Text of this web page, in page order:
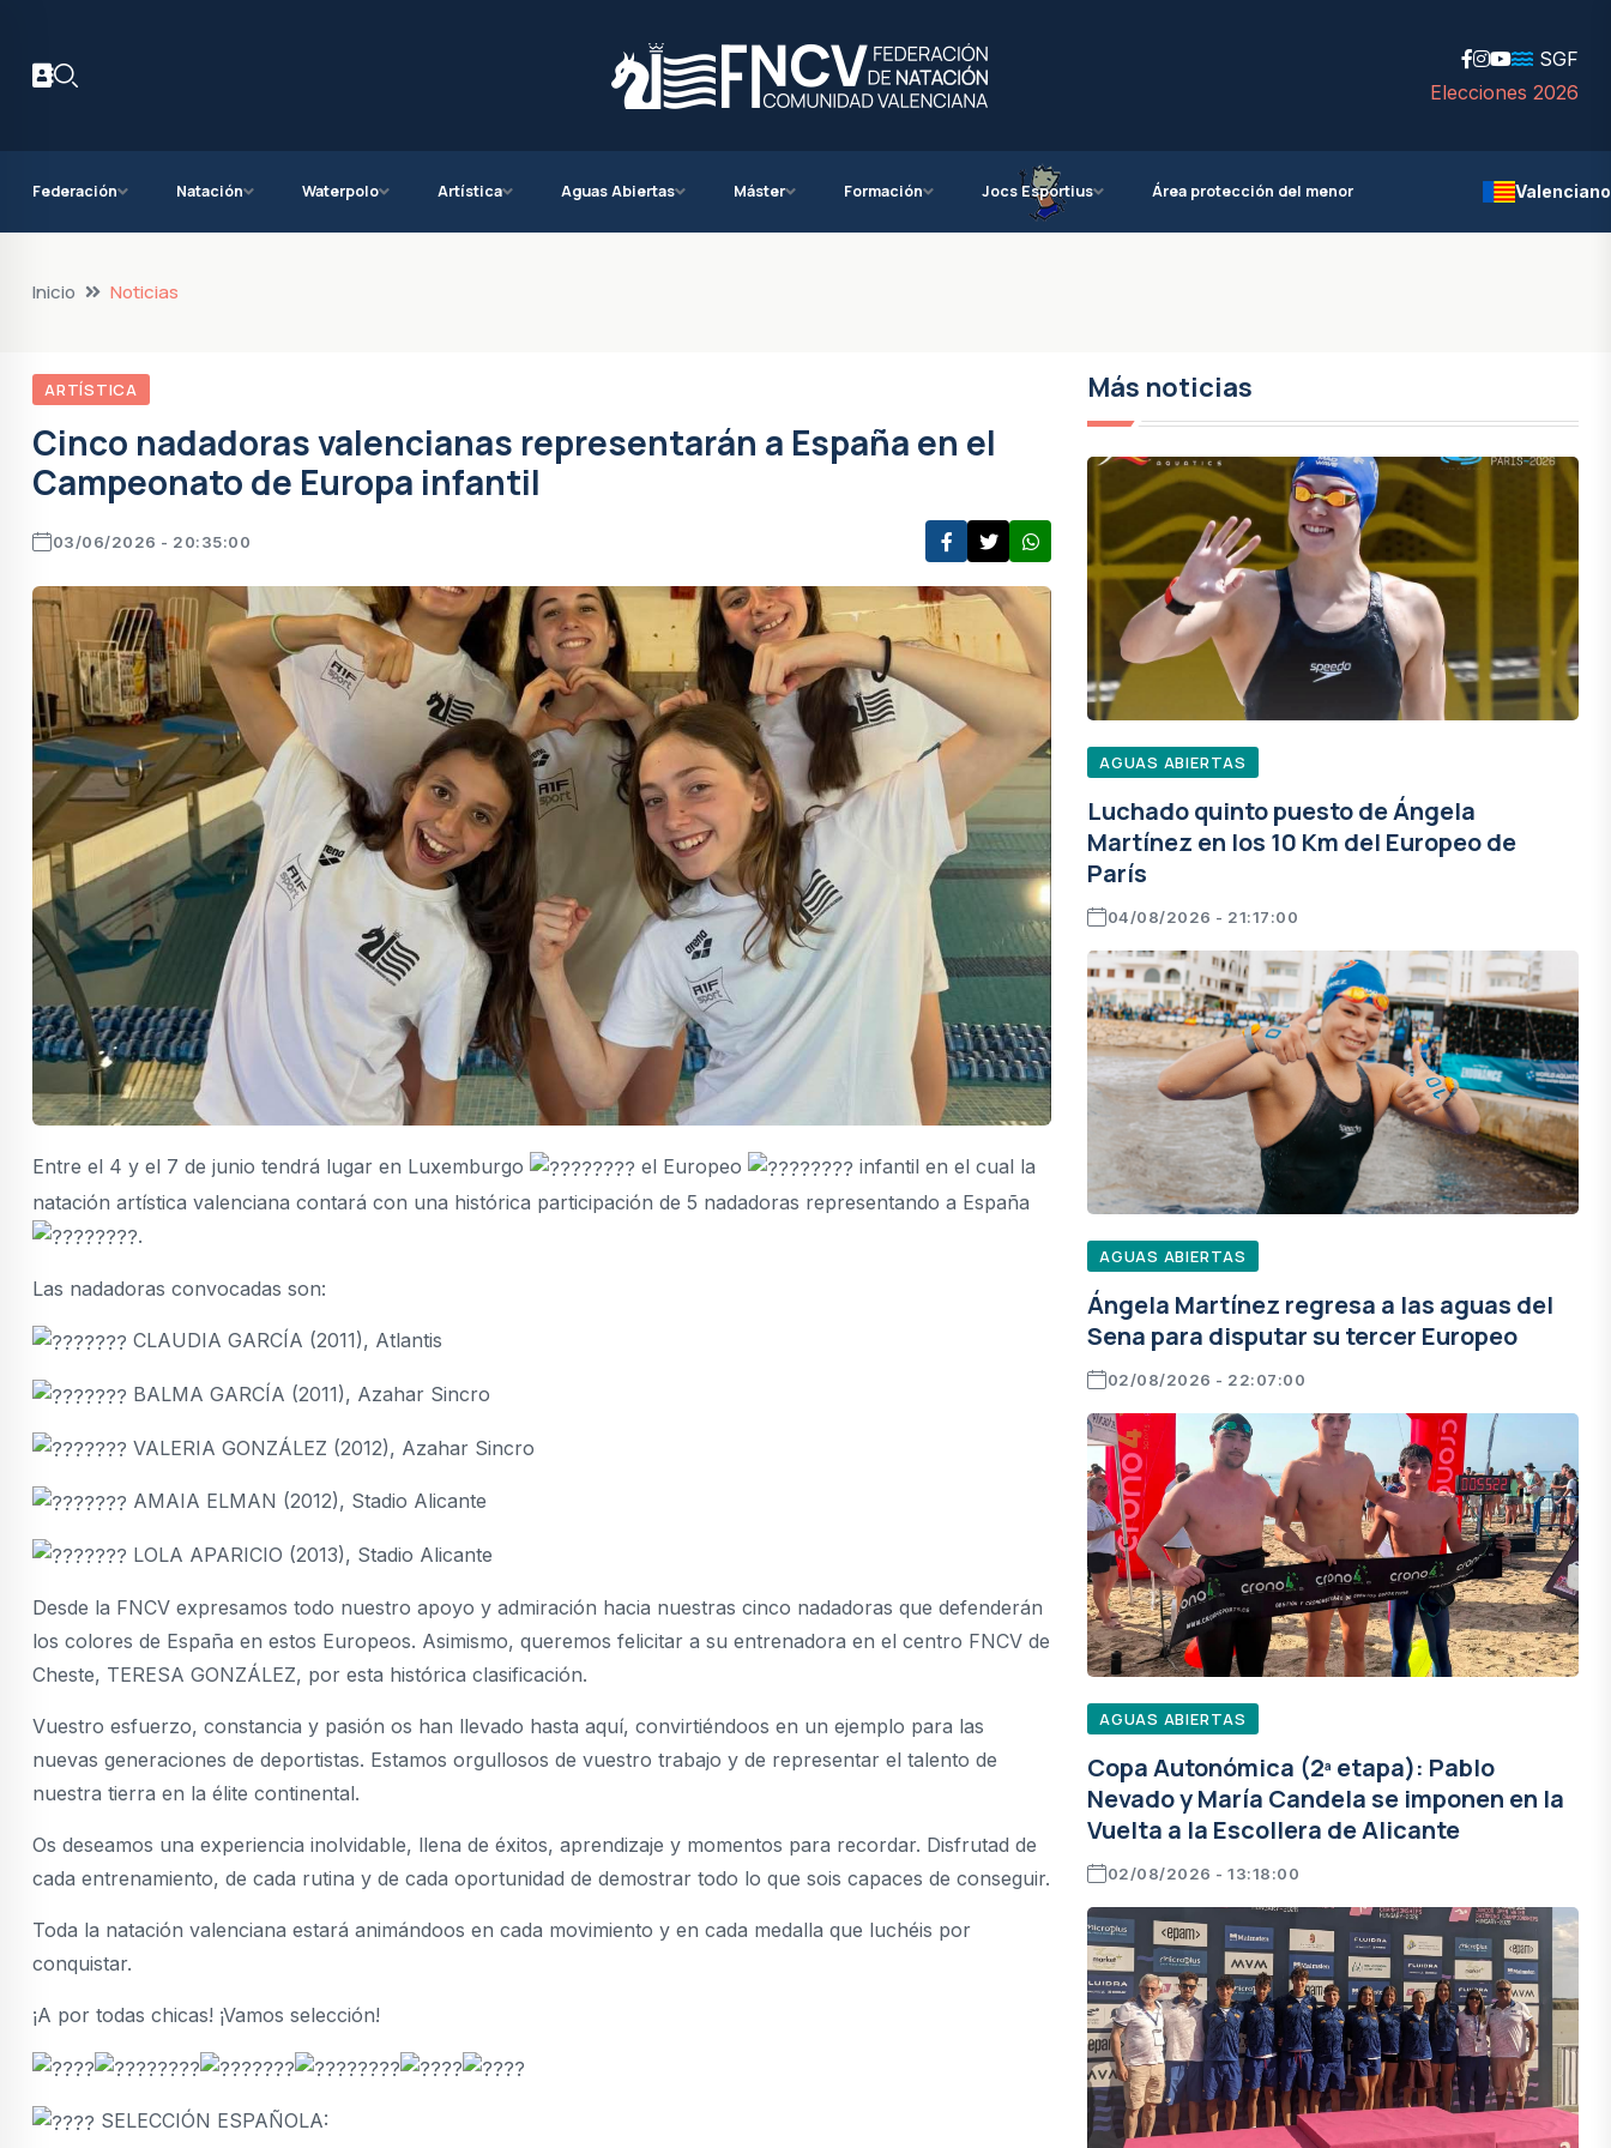
SGF
Elecciones 2026
Federación Natación Waterpolo Artística Aguas Abiertas Máster Formación Jocs Esportius Área protección del menor Valenciano
Inicio Noticias
ARTÍSTICA
Cinco nadadoras valencianas representarán a España en el
Campeonato de Europa infantil
03/06/2026 - 20:35:00
Entre el 4 y el 7 de junio tendrá lugar en Luxemburgo el Europeo
infantil en el cual la
natación artística valenciana contará con una histórica participación de 5 nadadoras representando a España
.
Las nadadoras convocadas son:
CLAUDIA GARCÍA (2011), Atlantis
BALMA GARCÍA (2011), Azahar Sincro
VALERIA GONZÁLEZ (2012), Azahar Sincro
AMAIA ELMAN (2012), Stadio Alicante
LOLA APARICIO (2013), Stadio Alicante
Desde la FNCV expresamos todo nuestro apoyo y admiración hacia nuestras cinco nadadoras que defenderán
los colores de España en estos Europeos. Asimismo, queremos felicitar a su entrenadora en el centro FNCV de
Cheste, TERESA GONZÁLEZ, por esta histórica clasificación.
Vuestro esfuerzo, constancia y pasión os han llevado hasta aquí, convirtiéndoos en un ejemplo para las
nuevas generaciones de deportistas. Estamos orgullosos de vuestro trabajo y de representar el talento de
nuestra tierra en la élite continental.
Os deseamos una experiencia inolvidable, llena de éxitos, aprendizaje y momentos para recordar. Disfrutad de
cada entrenamiento, de cada rutina y de cada oportunidad de demostrar todo lo que sois capaces de conseguir.
Toda la natación valenciana estará animándoos en cada movimiento y en cada medalla que luchéis por
conquistar.
¡A por todas chicas! ¡Vamos selección!
SELECCIÓN ESPAÑOLA:
Más noticias
AGUAS ABIERTAS
Luchado quinto puesto de Ángela
Martínez en los 10 Km del Europeo de
París
04/08/2026 - 21:17:00
AGUAS ABIERTAS
Ángela Martínez regresa a las aguas del
Sena para disputar su tercer Europeo
02/08/2026 - 22:07:00
AGUAS ABIERTAS
Copa Autonómica (2ª etapa): Pablo
Nevado y María Candela se imponen en la
Vuelta a la Escollera de Alicante
02/08/2026 - 13:18:00